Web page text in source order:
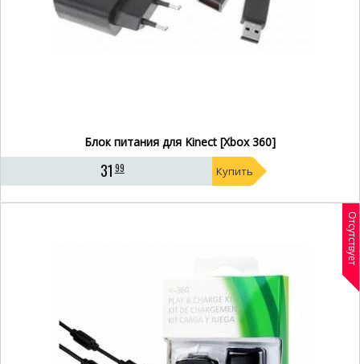
Блок питания для Kinect [Xbox 360]
31 99 Купить
Отсутствует